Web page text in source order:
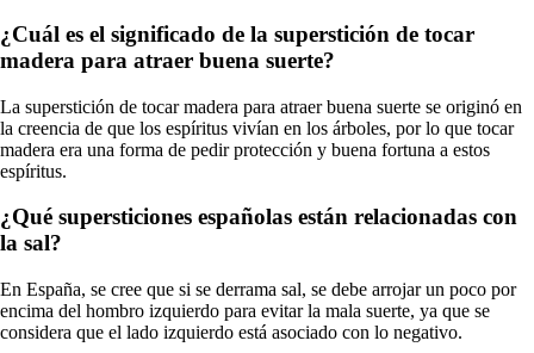
¿Cuál es el significado de la superstición de tocar
madera para atraer buena suerte?
La superstición de tocar madera para atraer buena suerte se originó en
la creencia de que los espíritus vivían en los árboles, por lo que tocar
madera era una forma de pedir protección y buena fortuna a estos
espíritus.
¿Qué supersticiones españolas están relacionadas con
la sal?
En España, se cree que si se derrama sal, se debe arrojar un poco por
encima del hombro izquierdo para evitar la mala suerte, ya que se
considera que el lado izquierdo está asociado con lo negativo.